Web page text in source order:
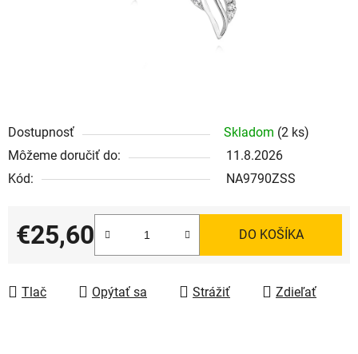
Dostupnosť Skladom (2 ks)
Môžeme doručiť do:
11.8.2026
Kód:
NA9790ZSS
€25,60
Jednotková cena:
DO KOŠÍKA
Tlač Opýtať sa Strážiť Zdieľať